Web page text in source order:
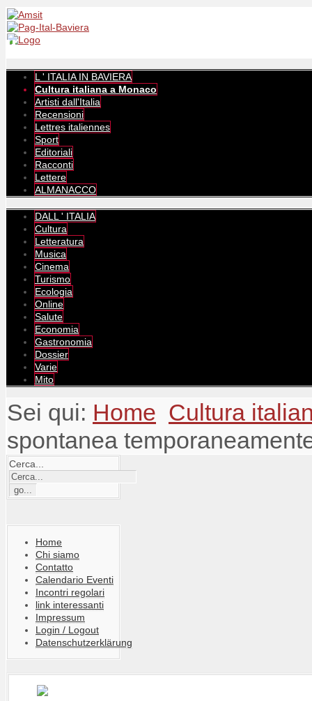
L ' ITALIA IN BAVIERA
Cultura italiana a Monaco
Artisti dall'Italia
Recensioni
Lettres italiennes
Sport
Editoriali
Racconti
Lettere
ALMANACCO
DALL ' ITALIA
Cultura
Letteratura
Musica
Cinema
Turismo
Ecologia
Online
Salute
Economia
Gastronomia
Dossier
Varie
Mito
Sei qui: Home Cultura
spontanea
Cerca...
Home
Chi siamo
Contatto
Calendario Eventi
Incontri regolari
link interessanti
Impressum
Login / Logout
Datenschutzerklärung